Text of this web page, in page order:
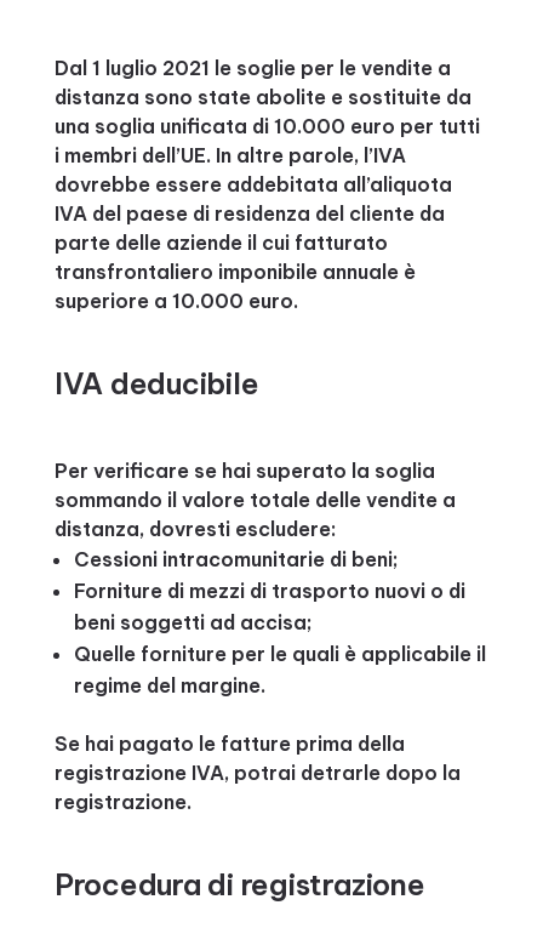
Dal 1 luglio 2021 le soglie per le vendite a
distanza sono state abolite e sostituite da
una soglia unificata di 10.000 euro per tutti
i membri dell’UE. In altre parole, l’IVA
dovrebbe essere addebitata all’aliquota
IVA del paese di residenza del cliente da
parte delle aziende il cui fatturato
transfrontaliero imponibile annuale è
superiore a 10.000 euro.
IVA deducibile
Per verificare se hai superato la soglia
sommando il valore totale delle vendite a
distanza, dovresti escludere:
Cessioni intracomunitarie di beni;
Forniture di mezzi di trasporto nuovi o di
beni soggetti ad accisa;
Quelle forniture per le quali è applicabile il
regime del margine.
Se hai pagato le fatture prima della
registrazione IVA, potrai detrarle dopo la
registrazione.
Procedura di registrazione